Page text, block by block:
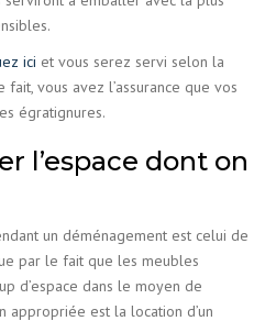
ici et vous serez servi selon la
vous avez l’assurance que vos
égratignures.
l’espace dont on
un déménagement est celui de
par le fait que les meubles
d’espace dans le moyen de
appropriée est la location d’un